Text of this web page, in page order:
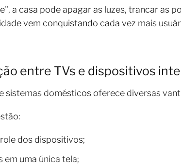
a casa pode apagar as luzes, trancar as
vem conquistando cada vez mais
entre TVs e dispositivos
sistemas domésticos oferece diversas
dos dispositivos;
em uma única tela;